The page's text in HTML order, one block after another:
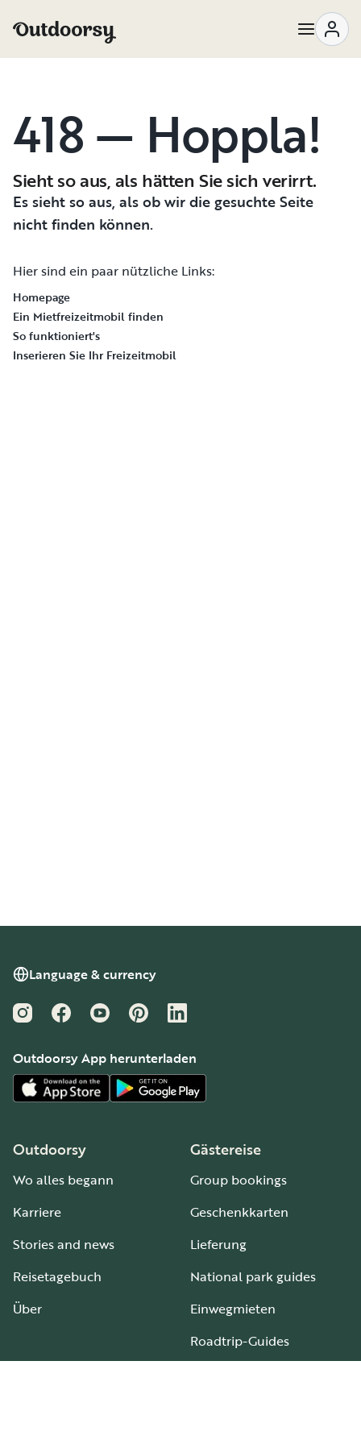
418 — Hoppla!
Sieht so aus, als hätten Sie sich verirrt.
Es sieht so aus, als ob wir die gesuchte Seite
nicht finden können.
Hier sind ein paar nützliche Links:
Homepage
Ein Mietfreizeitmobil finden
So funktioniert's
Inserieren Sie Ihr Freizeitmobil
Language & currency
InstagramFacebookYouTubePinterestLinkedIn
Outdoorsy App herunterladen
Outdoorsy
Wo alles begann
Karriere
Stories and news
Reisetagebuch
Über
Gästereise
Group bookings
Geschenkkarten
Lieferung
National park guides
Einwegmieten
Roadtrip-Guides